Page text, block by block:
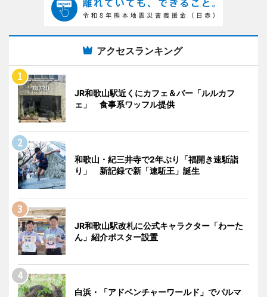
アクセスランキング
JR和歌山駅近くにカフェ＆バー「ルルカフ
ェ」 食事系ワッフル提供
和歌山・紀三井寺で2年ぶり「福開き速駈詣
り」 新記録で新「速駈王」誕生
JR和歌山駅改札に公式キャラクター「わーた
ん」紹介ポスター設置
白浜・「アドベンチャーワールド」でパルマ